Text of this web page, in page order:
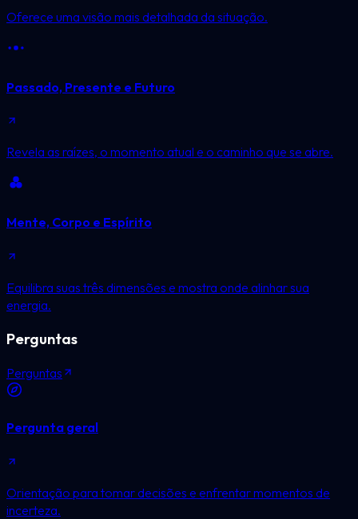
Oferece uma visão mais detalhada da situação.
Passado, Presente e Futuro
Revela as raízes, o momento atual e o caminho que se abre.
Mente, Corpo e Espírito
Equilibra suas três dimensões e mostra onde alinhar sua
energia.
Perguntas
Perguntas
Pergunta geral
Orientação para tomar decisões e enfrentar momentos de
incerteza.